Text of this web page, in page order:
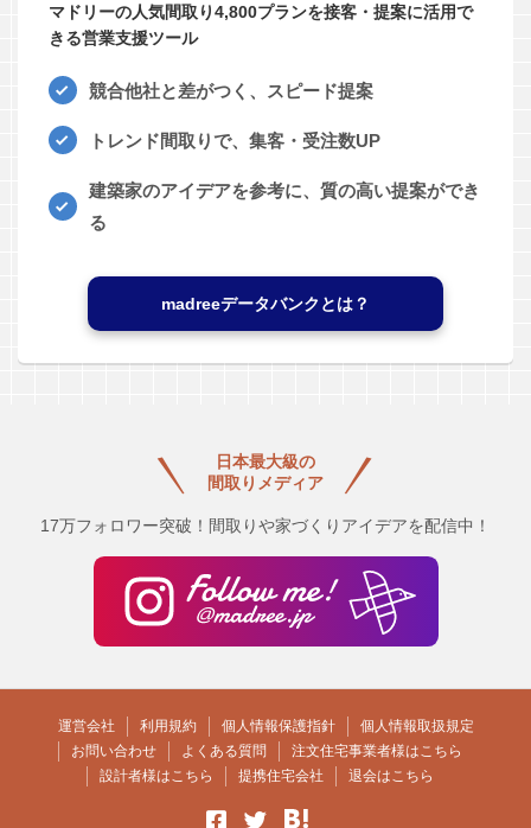
マドリーの人気間取り4,800プランを接客・提案に活用で
きる営業支援ツール
競合他社と差がつく、スピード提案
トレンド間取りで、集客・受注数UP
建築家のアイデアを参考に、質の高い提案ができ
る
madreeデータバンクとは？
日本最大級の
間取りメディア
17万フォロワー突破！間取りや家づくりアイデアを配信中！
運営会社 利用規約 個人情報保護指針
個人情報取扱規定
お問い合わせ
よくある質問
注文住宅事業者様はこちら
設計者様はこちら
提携住宅会社 退会はこちら